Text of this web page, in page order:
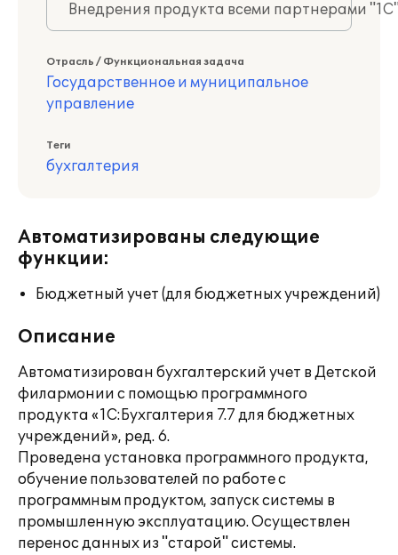
Внедрения продукта всеми партнерами
Отрасль / Функциональная задача
Государственное и муниципальное
управление
Теги
бухгалтерия
Автоматизированы следующие
функции:
Бюджетный учет (для бюджетных учреждений)
Описание
Автоматизирован бухгалтерский учет в Детской
филармонии с помощью программного
продукта «1С:Бухгалтерия 7.7 для бюджетных
учреждений», ред. 6.
Проведена установка программного продукта,
обучение пользователей по работе с
программным продуктом, запуск системы в
промышленную эксплуатацию. Осуществлен
перенос данных из "старой" системы.